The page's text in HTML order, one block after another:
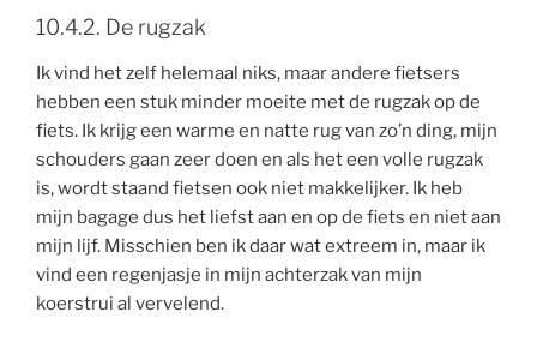
10.4.2. De rugzak
Ik vind het zelf helemaal niks, maar andere fietsers
hebben een stuk minder moeite met de rugzak op de
fiets. Ik krijg een warme en natte rug van zo’n ding, mijn
schouders gaan zeer doen en als het een volle rugzak
is, wordt staand fietsen ook niet makkelijker. Ik heb
mijn bagage dus het liefst aan en op de fiets en niet aan
mijn lijf. Misschien ben ik daar wat extreem in, maar ik
vind een regenjasje in mijn achterzak van mijn
koerstrui al vervelend.